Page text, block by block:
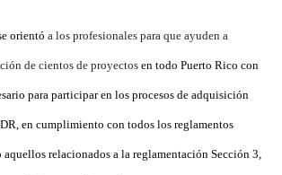
orientó a los profesionales para que ayuden a
de cientos de proyectos en todo Puerto Rico con
para participar en los procesos de adquisición
en cumplimiento con todos los reglamentos
relacionados a la reglamentación Sección 3,